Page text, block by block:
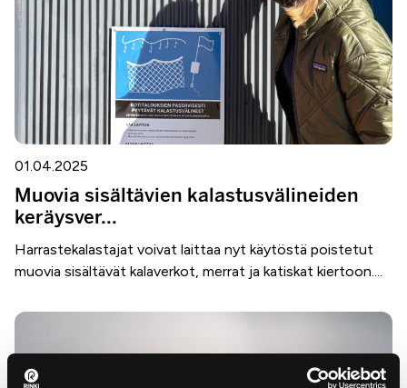
01.04.2025
Muovia sisältävien kalastusvälineiden
keräysver...
Harrastekalastajat voivat laittaa nyt käytöstä poistetut
muovia sisältävät kalaverkot, merrat ja katiskat kiertoon....